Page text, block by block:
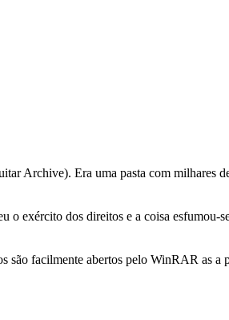
Archive). Era uma pasta com milhares
exército dos direitos e a coisa esfumou-
facilmente abertos pelo WinRAR as a